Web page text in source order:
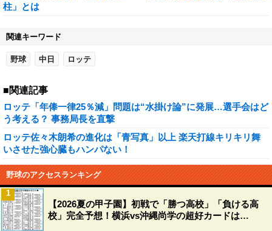
柱」とは
関連キーワード
野球 中日 ロッテ
■関連記事
ロッテ「年俸一律25％減」問題は“水掛け論”に発展…選手会はど
う考える？ 事務局長を直撃
ロッテ佐々木朗希の進化は「青写真」以上 楽天打線キリキリ舞
いさせた強心臓もハンパない！
野球のアクセスランキング
【2026夏の甲子園】初戦で「勝つ高校」「負ける高
校」完全予想！横浜vs沖縄尚学の超好カードは…
1